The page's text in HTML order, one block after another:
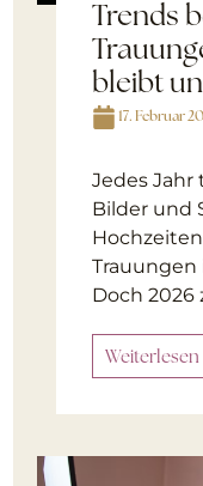
Trends
bleibt
17. Februar
Jedes Jahr
Bilder und
Trauungen
Doch 2026